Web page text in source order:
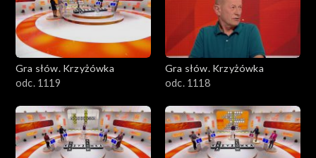
Gra słów. Krzyżówka
odc. 1119
Gra słów. Krzyżówka
odc. 1118